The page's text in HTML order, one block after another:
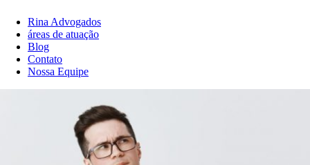
Rina Advogados
áreas de atuação
Blog
Contato
Nossa Equipe